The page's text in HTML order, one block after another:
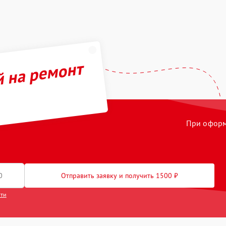
ремонт
При
Отправить заявку и получить 1500 ₽